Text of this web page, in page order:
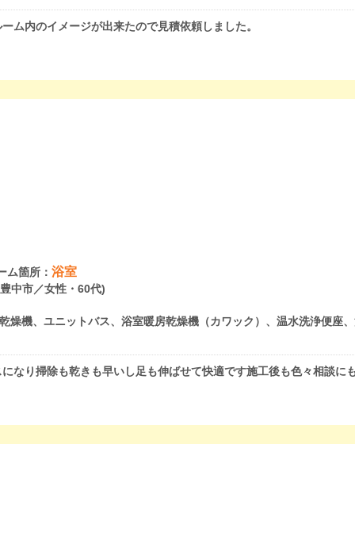
ム内のイメージが出来たので見積依頼しました。
ム箇所：浴室
中市／女性・60代)
燥機、ユニットバス、浴室暖房乾燥機（カワック）、温水洗浄便座
なり掃除も乾きも早いし足も伸ばせて快適です施工後も色々相談に